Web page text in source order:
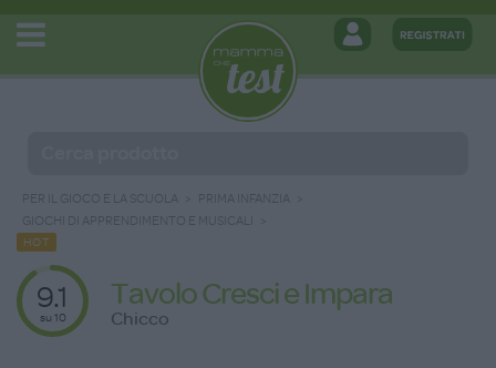
PER IL GIOCO E LA SCUOLA
PRIMA INFANZIA
GIOCHI DI APPRENDIMENTO E MUSICALI
HOT
9.1
su 10
Tavolo Cresci e Impara
Chicco